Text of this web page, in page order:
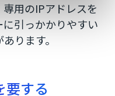
用のIPアドレスを
引っかかりやすい
ります。
要する